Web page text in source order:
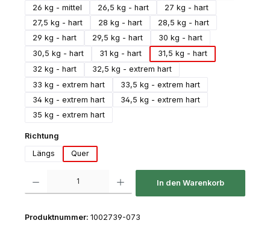
26 kg - mittel
26,5 kg - hart
27 kg - hart
27,5 kg - hart
28 kg - hart
28,5 kg - hart
29 kg - hart
29,5 kg - hart
30 kg - hart
30,5 kg - hart
31 kg - hart
31,5 kg - hart
32 kg - hart
32,5 kg - extrem hart
33 kg - extrem hart
33,5 kg - extrem hart
34 kg - extrem hart
34,5 kg - extrem hart
35 kg - extrem hart
Richtung
Längs
Quer
In den Warenkorb
Produktnummer: 1002739-073